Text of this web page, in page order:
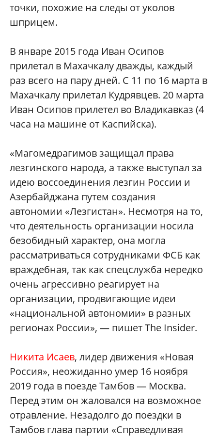
точки, похожие на следы от уколов
шприцем.
В январе 2015 года Иван Осипов
прилетал в Махачкалу дважды, каждый
раз всего на пару дней. С 11 по 16 марта в
Махачкалу прилетал Кудрявцев. 20 марта
Иван Осипов прилетел во Владикавказ (4
часа на машине от Каспийска).
«Магомедрагимов защищал права
лезгинского народа, а также выступал за
идею воссоединения лезгин России и
Азербайджана путем создания
автономии «Лезгистан». Несмотря на то,
что деятельность организации носила
безобидный характер, она могла
рассматриваться сотрудниками ФСБ как
враждебная, так как спецслужба нередко
очень агрессивно реагирует на
организации, продвигающие идеи
«национальной автономии» в разных
регионах России», — пишет The Insider.
Никита Исаев, лидер движения «Новая
Россия», неожиданно умер 16 ноября
2019 года в поезде Тамбов — Москва.
Перед этим он жаловался на возможное
отравление. Незадолго до поездки в
Тамбов глава партии «Справедливая